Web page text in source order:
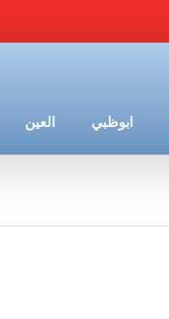
ابوظبي العين